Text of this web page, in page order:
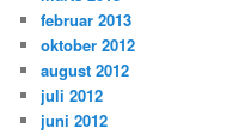
februar 2013
oktober 2012
august 2012
juli 2012
juni 2012